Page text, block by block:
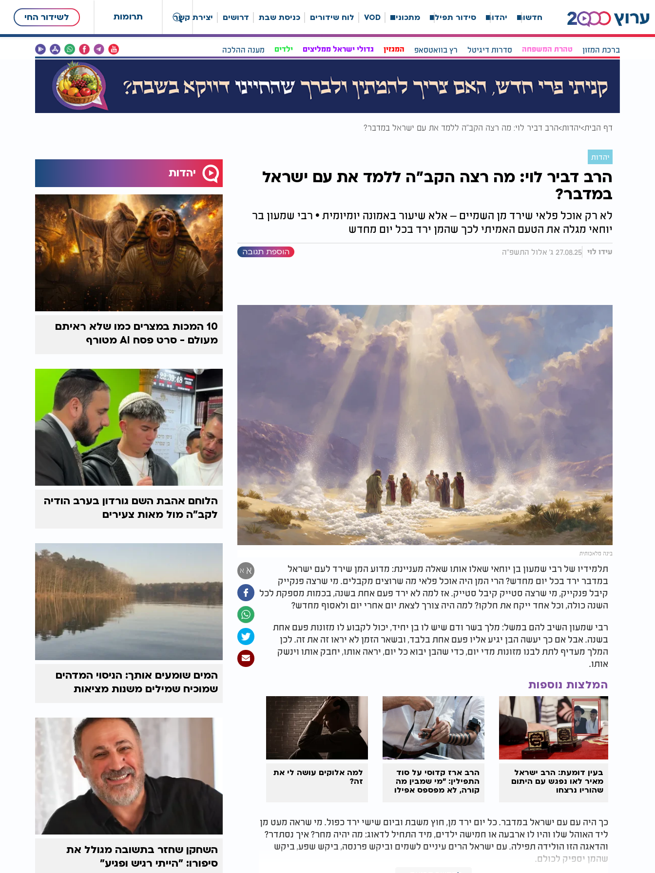
תרומות לשידור החי חדשות יהדות סידור תפילה מתכונים VOD לוח שידורים כניסת שבת דרושים יצירת קשר
ברכת המזון טהרת המשפחה סדרות דיגיטל רץ בוואטסאפ המגזין גדולי ישראל ממליצים ילדים מענה ההלכה
דף הבית יהדות הרב דביר לוי: מה רצה הקב"ה ללמד את עם ישראל במדבר?
יהדות
הרב דביר לוי: מה רצה הקב"ה ללמד את עם ישראל
במדבר?
לא רק אוכל פלאי שירד מן השמיים – אלא שיעור באמונה יומיומית • רבי שמעון בר
יוחאי מגלה את הטעם האמיתי לכך שהמן ירד בכל יום מחדש
עידו לוי 27.08.25 ג' אלול התשפ"ה הוספת תגובה
בינה מלאכותית
א א
תלמידיו של רבי שמעון בן יוחאי שאלו אותו שאלה מעניינת: מדוע המן שירד לעם ישראל
במדבר ירד בכל יום מחדש? הרי המן היה אוכל פלאי מה שרוצים מקבלים. מי שרצה פנקייק
קיבל פנקייק, מי שרצה סטייק קיבל סטייק. אז למה לא ירד פעם אחת בשנה, בכמות מספקת לכל
השנה כולה, וכל אחד ייקח את חלקו? למה היה צורך לצאת יום אחרי יום ולאסוף מחדש?
רבי שמעון השיב להם במשל: מלך בשר ודם שיש לו בן יחיד, יכול לקבוע לו מזונות פעם אחת
בשנה. אבל אם כך יעשה הבן יגיע אליו פעם אחת בלבד, ובשאר הזמן לא יראו זה את זה. לכן
המלך מעדיף לתת לבנו מזונות מדי יום, כדי שהבן יבוא כל יום, יראה אותו, יחבק אותו וינשק
אותו.
המלצות נוספות
בעין דומעת: הרב ישראל
מאיר לאו נפגש עם היתום
שהוריו נרצחו
הרב ארז קדוסי על סוד
התפילין: "מי שמבין מה
קורה, לא מפספס אפילו
למה אלוקים עושה לי את
זה?
כך היה עם עם ישראל במדבר. כל יום ירד מן, חוץ משבת וביום שישי ירד כפול. מי שראה מעט מן
ליד האוהל שלו והיו לו ארבעה או חמישה ילדים, מיד התחיל לדאוג: מה יהיה מחר? איך נסתדר?
והדאגה הזו הולידה תפילה. עם ישראל הרים עיניים לשמים וביקש פרנסה, ביקש שפע, ביקש
שהמן יספיק לכולם.
יהדות
10 המכות במצרים כמו שלא ראיתם
מעולם - סרט פסח AI מטורף
הלוחם אהבת השם גורדון בערב הודיה
לקב"ה מול מאות צעירים
המים שומעים אותך: הניסוי המדהים
שמוכיח שמילים משנות מציאות
השחקן שחזר בתשובה מגולל את
סיפורו: "הייתי רגיש ופגיע"